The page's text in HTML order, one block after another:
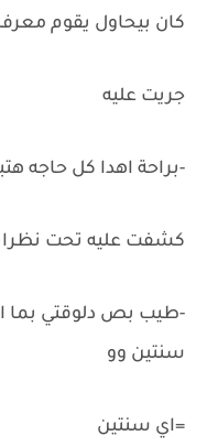
كان بيحاول يقوم
جريت عليه
-براحة اهدا كل حاجه
كشفت عليه تحت
-طيب بص دلوقتي بما
سنتين وو
=اي سنتين